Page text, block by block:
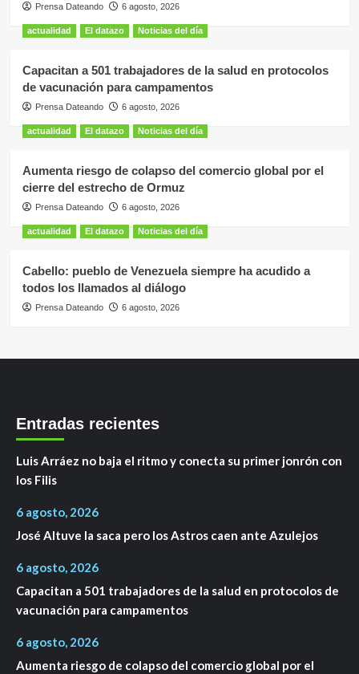
Prensa Dateando 6 agosto, 2026
actualidad El datazo Noticias del día
Capacitan a 501 trabajadores de la salud en protocolos
de vacunación para campamentos
Prensa Dateando 6 agosto, 2026
actualidad El datazo Noticias del día
Aumenta riesgo de colapso del comercio global por el
cierre del estrecho de Ormuz
Prensa Dateando 6 agosto, 2026
actualidad El datazo Noticias del día
Cabello: pueblo de Venezuela siempre ha acudido a
todos los llamados al diálogo
Prensa Dateando 6 agosto, 2026
Entradas recientes
Luis Arráez no baja el ritmo y conecta su primer jonrón con
los Filis
6 agosto, 2026
José Altuve la saca pero los Astros caen ante Azulejos
6 agosto, 2026
Capacitan a 501 trabajadores de la salud en protocolos de
vacunación para campamentos
6 agosto, 2026
Aumenta riesgo de colapso del comercio global por el